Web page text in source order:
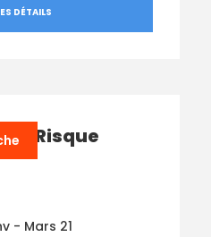
DÉTAILS
Risque
- Mars 21